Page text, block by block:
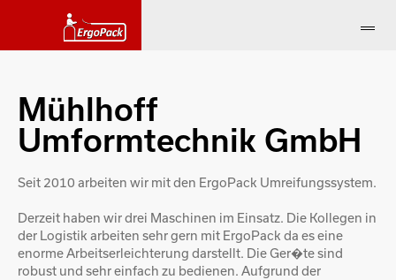
Mühlhoff
Umformtechnik GmbH
Seit 2010 arbeiten wir mit den ErgoPack Umreifungssystem.
Derzeit haben wir drei Maschinen im Einsatz. Die Kollegen in
der Logistik arbeiten sehr gern mit ErgoPack da es eine
enorme Arbeitserleichterung darstellt. Die Ger�te sind
robust und sehr einfach zu bedienen. Aufgrund der